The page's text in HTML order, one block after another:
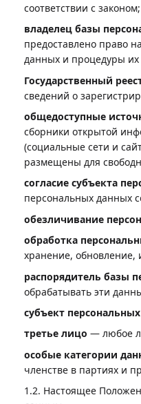
соответствии с законом;
владелец базы
предоставлено право
данных и процедуры их
Государственный
сведений о
общедоступные
сборники открытой
(социальные сети и
размещены для
согласие субъекта
персональных данных
обезличивание
обработка
хранение, обновление,
распорядитель базы
обрабатывать эти
субъект
третье лицо — любое
особые категории
членстве в партиях и
1.2. Настоящее